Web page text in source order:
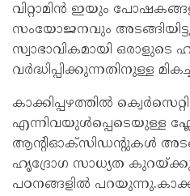
വിറ്റാമിൻ ഇയും
സംയോജനവും
സ്വാഭാവികമായി ഒരാളുടെ
വർദ്ധിപ്പിക്കുന്നതിനുള്ള
കാക്കിപ്പഴത്തിൽ
എന്നിവയുൾപ്പെടെയുള്ള
ആന്റിഓക്‌സിഡന്റുകൾ
ഹൃദ്രോഗ സാധ്യത
പഠനങ്ങളിൽ